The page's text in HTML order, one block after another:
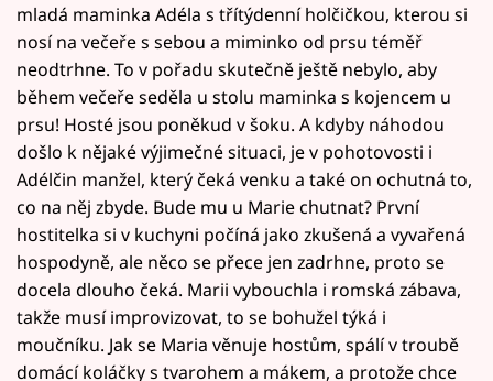
mladá maminka Adéla s třítýdenní holčičkou, kterou si
nosí na večeře s sebou a miminko od prsu téměř
neodtrhne. To v pořadu skutečně ještě nebylo, aby
během večeře seděla u stolu maminka s kojencem u
prsu! Hosté jsou poněkud v šoku. A kdyby náhodou
došlo k nějaké výjimečné situaci, je v pohotovosti i
Adélčin manžel, který čeká venku a také on ochutná to,
co na něj zbyde. Bude mu u Marie chutnat? První
hostitelka si v kuchyni počíná jako zkušená a vyvařená
hospodyně, ale něco se přece jen zadrhne, proto se
docela dlouho čeká. Marii vybouchla i romská zábava,
takže musí improvizovat, to se bohužel týká i
moučníku. Jak se Maria věnuje hostům, spálí v troubě
domácí koláčky s tvarohem a mákem, a protože chce